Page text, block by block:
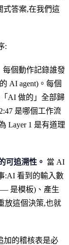
式答案,在我們這
:
每個動作記錄誰發
AI agent)。每個
AI 做的」全部歸
是哪個工作流
Layer 1 是有道理
可追溯性。 當 AI
:AI 看到的輸入數
是模板)、產生
放這個決策,也就
加的稽核表是必